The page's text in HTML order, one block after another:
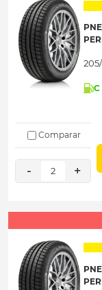
C
Comparar
- 2 +